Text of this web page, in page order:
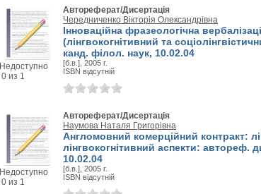
Недоступно
0 из 1
Автореферат/Дисертація
Чередниченко Вікторія Олександрівна
Інноваційна фразеологічна
(лінгвокогнітивний та
канд. філол. наук, 10.02.04
[б.в.], 2005 г.
ISBN відсутній
Недоступно
0 из 1
Автореферат/Дисертація
Наумова Наталя Григорівна
Англомовний комерційний контракт:
лінгвокогнітивний аспекти: автореф.
10.02.04
[б.в.], 2005 г.
ISBN відсутній